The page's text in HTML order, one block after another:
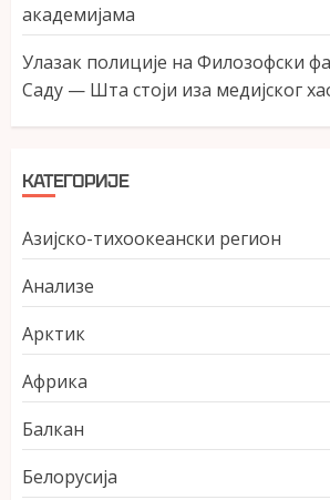
академијама
Улазак полиције на Филозофски
Саду — Шта стоји иза медијског
КАТЕГОРИЈЕ
Азијско-тихоокеански регион
Анализе
Арктик
Африка
Балкан
Белорусија